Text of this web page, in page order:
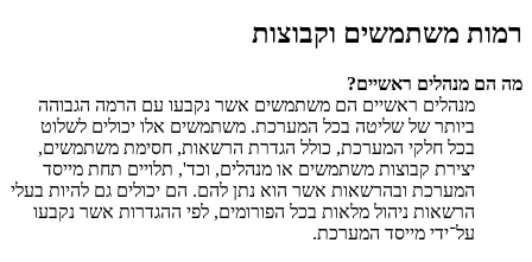
רמות משתמשים וקבוצות
מה הם מנהלים ראשיים?
מנהלים ראשיים הם משתמשים אשר נקבעו עם הרמה הגבוהה
ביותר של שליטה בכל המערכת. משתמשים אלו יכולים לשלוט
בכל חלקי המערכת, כולל הגדרת הרשאות, חסימת משתמשים,
יצירת קבוצות משתמשים או מנהלים, וכד', תלויים תחת מייסד
המערכת ובהרשאות אשר הוא נתן להם. הם יכולים גם להיות בעלי
הרשאות ניהול מלאות בכל הפורומים, לפי ההגדרות אשר נקבעו
על־ידי מייסד המערכת.